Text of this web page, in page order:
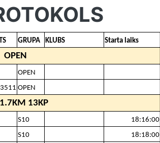
GRUPA KLUBS Starta laiks
OPEN
OPEN
OPEN
13KP
S10
18:16:00
S10
18:18:00